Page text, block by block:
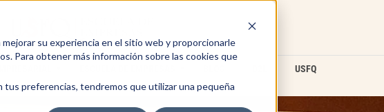
su experiencia en el sitio web y proporcionarle
Para obtener más información sobre las cookies que
preferencias, tendremos que utilizar una pequeña
USFQ